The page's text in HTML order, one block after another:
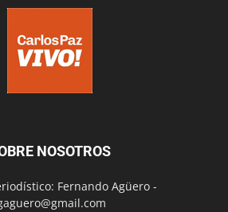
NOSOTROS
Fernando Agüero -